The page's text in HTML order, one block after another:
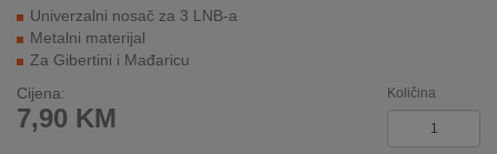
AKCIJE
BRENDOVI
NOVO
Univerzalni nosač za 3 LNB-a
Metalni materijal
Za Gibertini i Mađaricu
Cijena:
7,90 KM
Količina